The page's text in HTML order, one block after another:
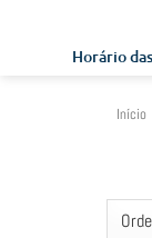
Horário
Início